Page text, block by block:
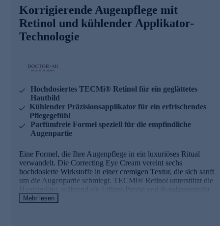
Korrigierende Augenpflege mit
Retinol und kühlender Applikator-
Technologie
Hochdosiertes TECMi® Retinol für ein geglättetes
Hautbild
Kühlender Präzisionsapplikator für ein erfrischendes
Pflegegefühl
Parfümfreie Formel speziell für die empfindliche
Augenpartie
Eine Formel, die Ihre Augenpflege in ein luxuriöses Ritual
verwandelt. Die Correcting Eye Cream vereint sechs
hochdosierte Wirkstoffe in einer cremigen Textur, die sich sanft
um die Augenpartie schmiegt. TECMi® Retinol unterstützt die
Hautstruktur, während ein Lifting-Peptid und Rotalgenextrakt
das Hautbild verfeinern. Der innovative Cooling-Applikator
Mehr lesen